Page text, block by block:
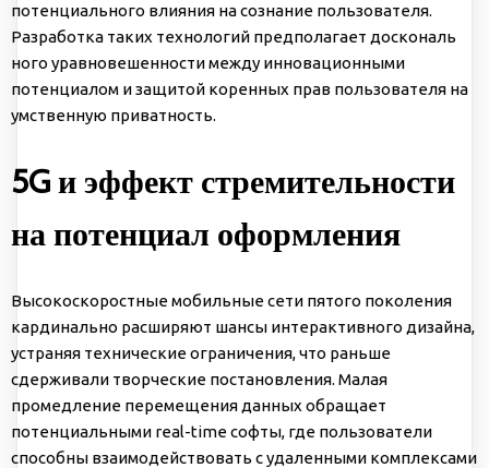
потенциального влияния на сознание пользователя.
Разработка таких технологий предполагает доскональ
ного уравновешенности между инновационными
потенциалом и защитой коренных прав пользователя на
умственную приватность.
5G и эффект стремительности
на потенциал оформления
Высокоскоростные мобильные сети пятого поколения
кардинально расширяют шансы интерактивного дизайна,
устраняя технические ограничения, что раньше
сдерживали творческие постановления. Малая
промедление перемещения данных обращает
потенциальными real-time софты, где пользователи
способны взаимодействовать с удаленными комплексами